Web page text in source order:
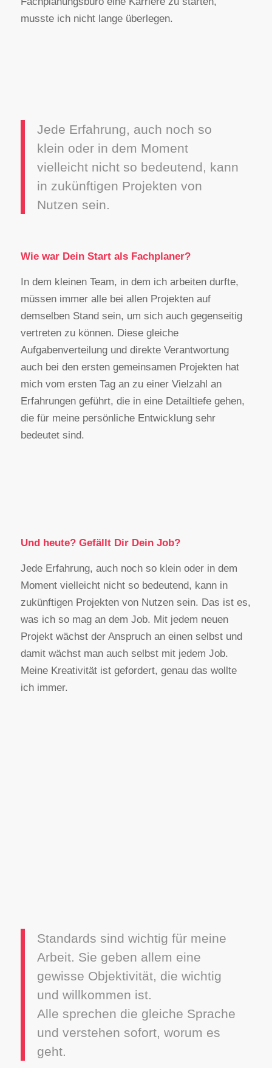
musste ich nicht lange überlegen.
Jede Erfahrung, auch noch so
klein oder in dem Moment
vielleicht nicht so bedeutend, kann
in zukünftigen Projekten von
Nutzen sein.
Wie war Dein Start als Fachplaner?
In dem kleinen Team, in dem ich arbeiten durfte,
müssen immer alle bei allen Projekten auf
demselben Stand sein, um sich auch gegenseitig
vertreten zu können. Diese gleiche
Aufgabenverteilung und direkte Verantwortung
auch bei den ersten gemeinsamen Projekten hat
mich vom ersten Tag an zu einer Vielzahl an
Erfahrungen geführt, die in eine Detailtiefe gehen,
die für meine persönliche Entwicklung sehr
bedeutet sind.
Und heute? Gefällt Dir Dein Job?
Jede Erfahrung, auch noch so klein oder in dem
Moment vielleicht nicht so bedeutend, kann in
zukünftigen Projekten von Nutzen sein. Das ist es,
was ich so mag an dem Job. Mit jedem neuen
Projekt wächst der Anspruch an einen selbst und
damit wächst man auch selbst mit jedem Job.
Meine Kreativität ist gefordert, genau das wollte
ich immer.
Standards sind wichtig für meine
Arbeit. Sie geben allem eine
gewisse Objektivität, die wichtig
und willkommen ist.
Alle sprechen die gleiche Sprache
und verstehen sofort, worum es
geht.